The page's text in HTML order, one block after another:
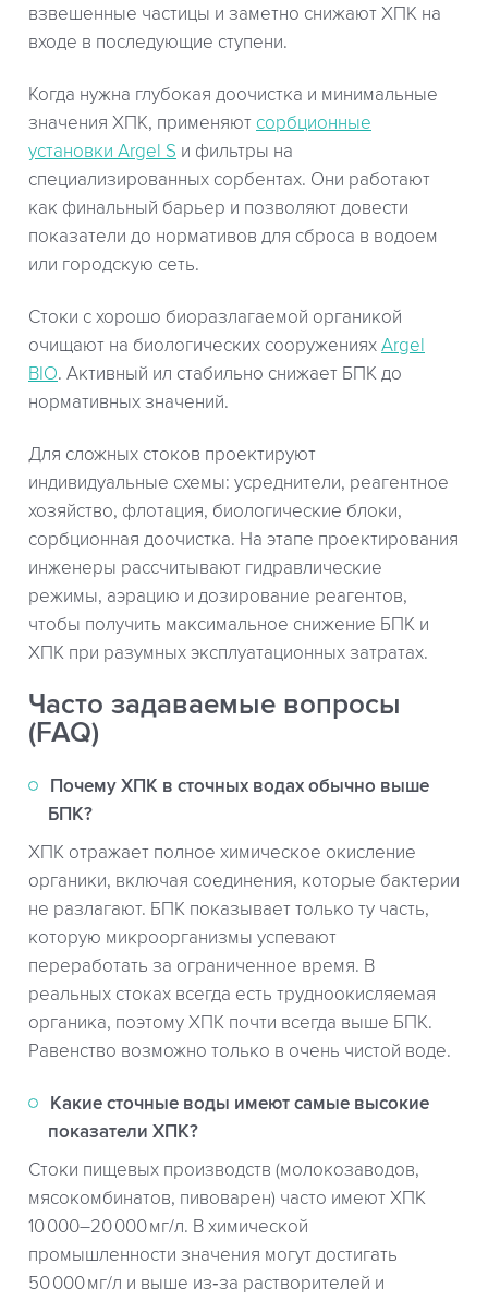
взвешенные частицы и заметно снижают ХПК на
входе в последующие ступени.
Когда нужна глубокая доочистка и минимальные
значения ХПК, применяют сорбционные
установки Argel S и фильтры на
специализированных сорбентах. Они работают
как финальный барьер и позволяют довести
показатели до нормативов для сброса в водоем
или городскую сеть.
Стоки с хорошо биоразлагаемой органикой
очищают на биологических сооружениях Argel
BIO. Активный ил стабильно снижает БПК до
нормативных значений.
Для сложных стоков проектируют
индивидуальные схемы: усреднители, реагентное
хозяйство, флотация, биологические блоки,
сорбционная доочистка. На этапе проектирования
инженеры рассчитывают гидравлические
режимы, аэрацию и дозирование реагентов,
чтобы получить максимальное снижение БПК и
ХПК при разумных эксплуатационных затратах.
Часто задаваемые вопросы
(FAQ)
Почему ХПК в сточных водах обычно выше
БПК?
ХПК отражает полное химическое окисление
органики, включая соединения, которые бактерии
не разлагают. БПК показывает только ту часть,
которую микроорганизмы успевают
переработать за ограниченное время. В
реальных стоках всегда есть трудноокисляемая
органика, поэтому ХПК почти всегда выше БПК.
Равенство возможно только в очень чистой воде.
Какие сточные воды имеют самые высокие
показатели ХПК?
Стоки пищевых производств (молокозаводов,
мясокомбинатов, пивоварен) часто имеют ХПК
10 000–20 000 мг/л. В химической
промышленности значения могут достигать
50 000 мг/л и выше из‑за растворителей и